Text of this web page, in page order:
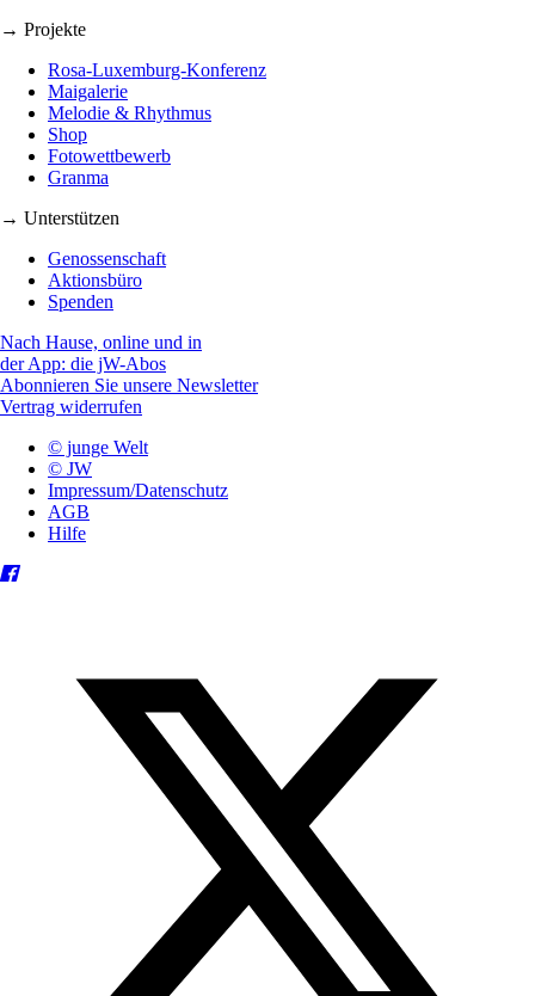
→ Projekte
Rosa-Luxemburg-Konferenz
Maigalerie
Melodie & Rhythmus
Shop
Fotowettbewerb
Granma
→ Unterstützen
Genossenschaft
Aktionsbüro
Spenden
Nach Hause, online und in
der App: die jW-Abos
Abonnieren Sie unsere Newsletter
Vertrag widerrufen
© junge Welt
© JW
Impressum/Datenschutz
AGB
Hilfe